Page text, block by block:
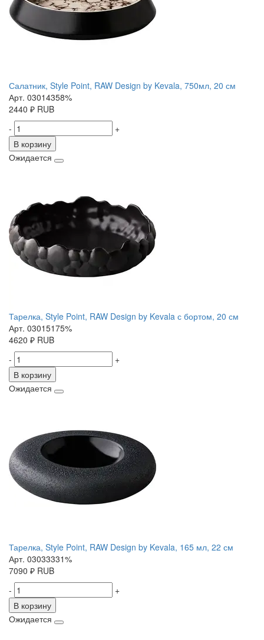
Салатник, Style Point, RAW Design by Kevala, 750мл, 20 см
Арт. 03014358%
2440 ₽ RUB
-
+
В корзину
Ожидается
Тарелка, Style Point, RAW Design by Kevala с бортом, 20 см
Арт. 03015175%
4620 ₽ RUB
-
+
В корзину
Ожидается
Тарелка, Style Point, RAW Design by Kevala, 165 мл, 22 см
Арт. 03033331%
7090 ₽ RUB
-
+
В корзину
Ожидается